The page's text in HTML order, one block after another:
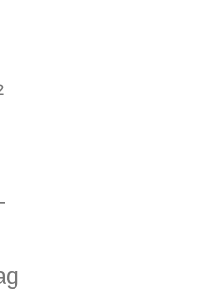
Nächster